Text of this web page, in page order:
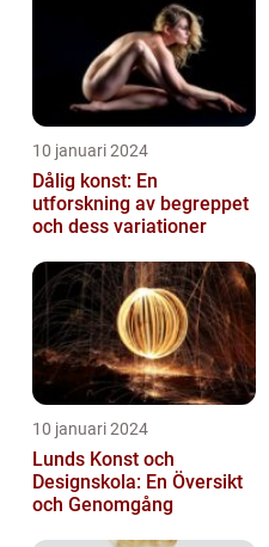
10 januari 2024
Dålig konst: En
utforskning av begreppet
och dess variationer
10 januari 2024
Lunds Konst och
Designskola: En Översikt
och Genomgång